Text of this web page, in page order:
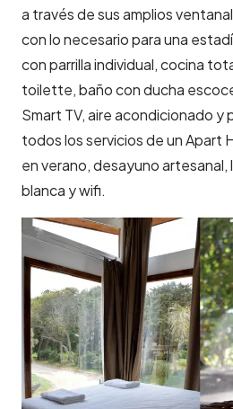
a través de sus amplios
con lo necesario para una
con parrilla individual, cocina
toilette, baño con ducha
Smart TV, aire acondicionado y
todos los servicios de un Apart
en verano, desayuno artesanal,
blanca y wifi.